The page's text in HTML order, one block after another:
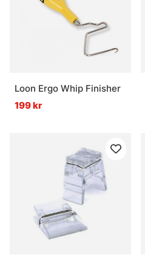
Loon Ergo Whip Finisher
199 kr